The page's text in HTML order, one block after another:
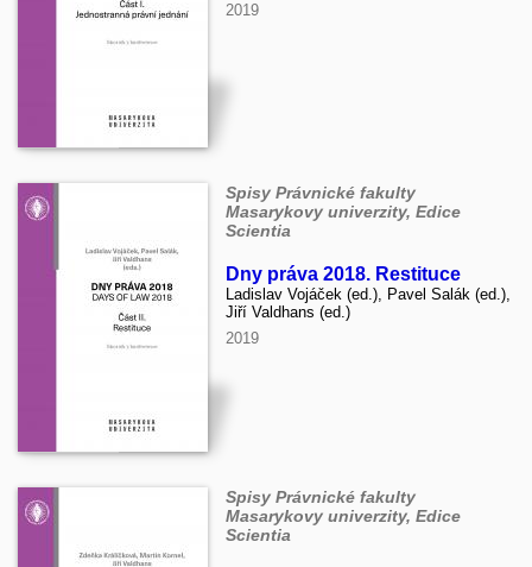
2019
Spisy Právnické fakulty
Masarykovy univerzity, Edice
Scientia
Dny práva 2018. Restituce
Ladislav Vojáček (ed.), Pavel Salák (ed.),
Jiří Valdhans (ed.)
2019
Spisy Právnické fakulty
Masarykovy univerzity, Edice
Scientia